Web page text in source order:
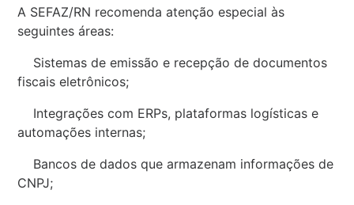
A SEFAZ/RN recomenda atenção especial às
seguintes áreas:
Sistemas de emissão e recepção de documentos
fiscais eletrônicos;
Integrações com ERPs, plataformas logísticas e
automações internas;
Bancos de dados que armazenam informações de
CNPJ;